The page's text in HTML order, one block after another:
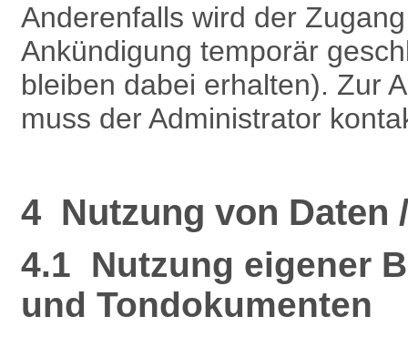
Anderenfalls wird der
Ankündigung temporär
bleiben dabei erhalten). Zur
muss der Administrator
4 Nutzung von Daten
4.1 Nutzung eigener
und Tondokumenten